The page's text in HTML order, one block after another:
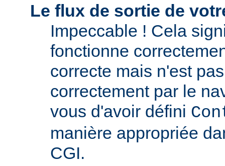
Le flux de sortie de
Impeccable ! Cela
fonctionne
correcte mais n'est
correctement par le
vous d'avoir défini
manière appropriée
CGI.